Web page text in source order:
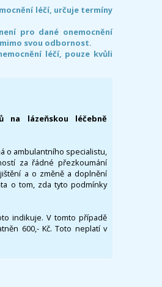
léčí, určuje termíny
pro dané onemocnění
svou odbornost.
léčí, pouze kvůli
na lázeňskou léčebně
o ambulantního specialistu,
za řádné přezkoumání
a o změně a doplnění
o tom, zda tyto podmínky
indikuje. V tomto případě
600,- Kč. Toto neplatí v